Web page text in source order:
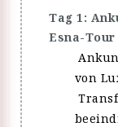
Tag 1:
Esna-Tour
von